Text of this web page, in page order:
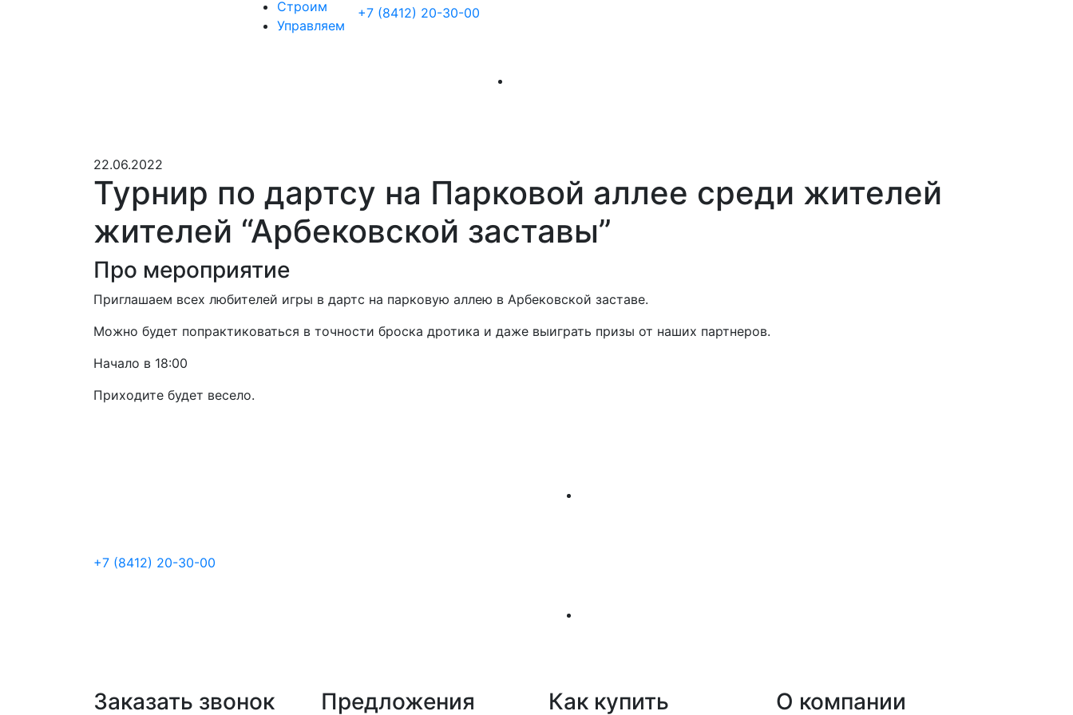
Строим
Управляем
+7 (8412) 20-30-00
22.06.2022
Турнир по дартсу на Парковой аллее среди жителей
жителей “Арбековской заставы”
Про мероприятие
Приглашаем всех любителей игры в дартс на парковую аллею в Арбековской заставе.
Можно будет попрактиковаться в точности броска дротика и даже выиграть призы от наших партнеров.
Начало в 18:00
Приходите будет весело.
+7 (8412) 20-30-00
Заказать звонок Предложения Как купить О компании